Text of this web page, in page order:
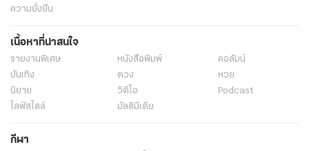
ความยั่งยืน
เนื้อหาที่น่าสนใจ
รายงานพิเศษ หนังสือพิมพ์
คอลัมน์
บันเทิง
ดวง
หวย
นิยาย
วิดีโอ
Podcast
ไลฟ์สไตล์
มัลติมีเดีย
กีฬา